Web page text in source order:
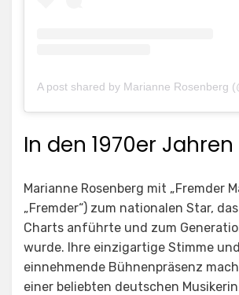
In den 1970er
Marianne Rosenberg mit „Fremder
„Fremder“) zum nationalen Star,
Charts anführte und zum
wurde. Ihre einzigartige Stimme
einnehmende Bühnenpräsenz
einer beliebten deutschen